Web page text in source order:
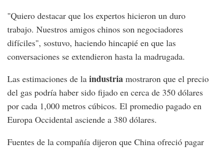
"Quiero destacar que los expertos hicieron un duro
trabajo. Nuestros amigos chinos son negociadores
difíciles", sostuvo, haciendo hincapié en que las
conversaciones se extendieron hasta la madrugada.
Las estimaciones de la industria mostraron que el precio
del gas podría haber sido fijado en cerca de 350 dólares
por cada 1,000 metros cúbicos. El promedio pagado en
Europa Occidental asciende a 380 dólares.
Fuentes de la compañía dijeron que China ofreció pagar